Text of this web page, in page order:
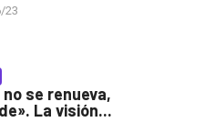
23
no se renueva,
La visión...